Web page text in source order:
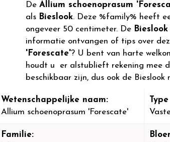
De Allium schoenoprasum
als Bieslook. Deze %family% heeft
ongeveer 50 centimeter. De Bieslook
informatie ontvangen of tips over
'Forescate'? U bent van harte
houdt u er alstublieft rekening mee
beschikbaar zijn, dus ook de Bieslook
Wetenschappelijke naam:
Allium schoenoprasum 'Forescate'
Familie: